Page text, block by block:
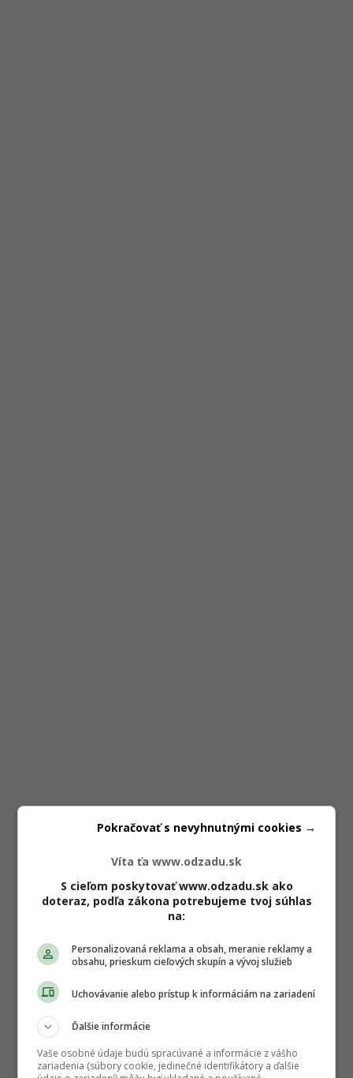
Víta ťa www.odzadu.sk
S cieľom poskytovať www.odzadu.sk ako
doteraz, podľa zákona potrebujeme tvoj súhlas
na:
Personalizovaná reklama a obsah, meranie reklamy a
obsahu, prieskum cieľových skupín a vývoj služieb
Uchovávanie alebo prístup k informáciám na zariadení
Ďalšie informácie
Vaše osobné údaje budú spracúvané a informácie z vášho
zariadenia (súbory cookie, jedinečné identifikátory a ďalšie
Pokračovať s nevyhnutnými cookies →